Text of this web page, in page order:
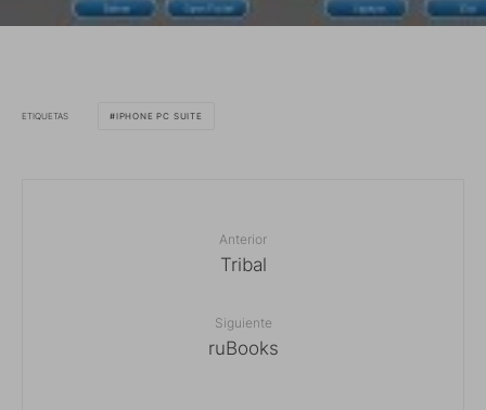
ETIQUETAS IPHONE PC SUITE
Anterior
Tribal
Siguiente
ruBooks